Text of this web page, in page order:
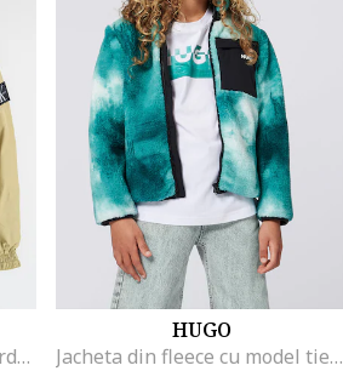
Jacheta cu aplicatie logo, Verde fistic
HUGO
Jacheta din fleece cu model tie-dye, Alb/Negru/Verde persan